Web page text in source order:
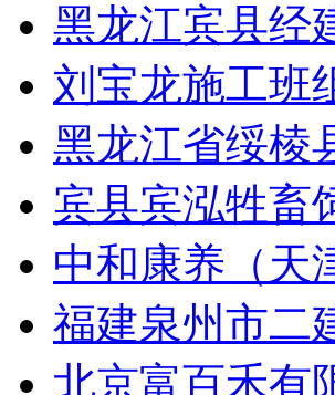
黑龙江宾县经
刘宝龙施工班
黑龙江省绥棱
宾县宾泓牲畜
中和康养（
福建泉州市二
北京富百禾有